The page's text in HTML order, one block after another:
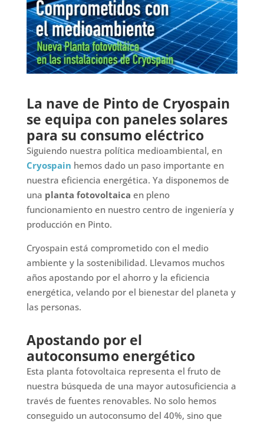
La nave de Pinto de Cryospain
se equipa con paneles solares
para su consumo eléctrico
Siguiendo nuestra política medioambiental, en
Cryospain hemos dado un paso importante en
nuestra eficiencia energética. Ya disponemos de
una planta fotovoltaica en pleno
funcionamiento en nuestro centro de ingeniería y
producción en Pinto.
Cryospain está comprometido con el medio
ambiente y la sostenibilidad. Llevamos muchos
años apostando por el ahorro y la eficiencia
energética, velando por el bienestar del planeta y
las personas.
Apostando por el
autoconsumo energético
Esta planta fotovoltaica representa el fruto de
nuestra búsqueda de una mayor autosuficiencia a
través de fuentes renovables. No solo hemos
conseguido un autoconsumo del 40%, sino que